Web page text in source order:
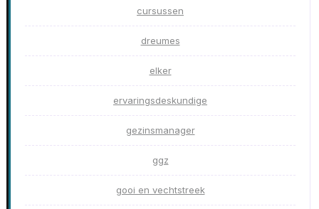
cursussen
dreumes
elker
ervaringsdeskundige
gezinsmanager
ggz
gooi en vechtstreek